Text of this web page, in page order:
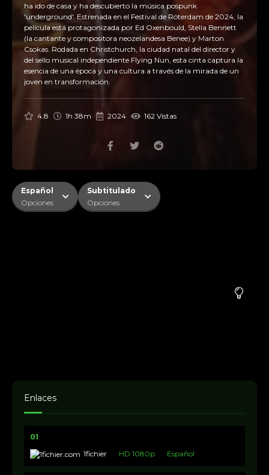
ha ido de casa y ha descubierto la música pospunk
'underground'. Estrenada en el Festival de Róterdam de 2024, la
película está protagonizada por Ed Oxenbould, Stella Bennett
(la cantante y compositora neozelandesa Benee) y Marton
Csokas. Rodada en Christchurch, la ciudad natal del director y
del sello musical independiente Flying Nun, esta cinta captura la
esencia de una época y una cultura a través de la mirada de un
joven en transformación.
4.8 1h 38m 2024 162 Vistas
Español
Opciones
Subtitulado
Opciones
Enlaces
01
1fichier
HD 1080p Español